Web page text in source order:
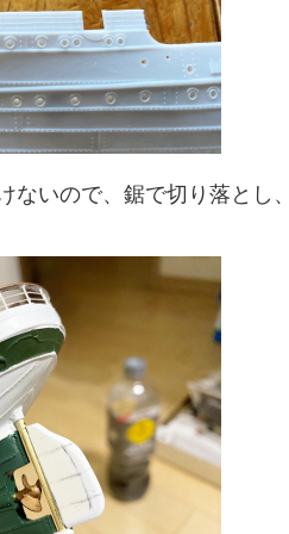
ないので、鋸で切り落とし